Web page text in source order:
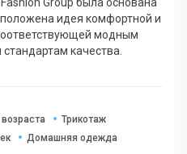
идея комфортной и
модным
качества.
Трикотаж
Домашняя одежда